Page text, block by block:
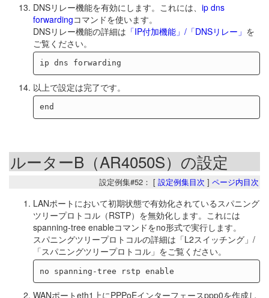
DNSリレー機能を有効にします。これには、 ip dns
forwardingコマンドを使います。
DNSリレー機能の詳細は 「IP付加機能」/「DNSリレー」 を
ご覧ください。
以上で設定は完了です。
ルーターB（AR4050S）の設定
設定例集#52： [ 設定例集目次 ] ページ内目次
LANポートにおいて初期状態で有効化されているスパニング
ツリープロトコル（RSTP）を無効化します。これには
spanning-tree enableコマンドをno形式で実行します。
スパニングツリープロトコルの詳細は「L2スイッチング」/
「スパニングツリープロトコル」をご覧ください。
WANポートeth1上にPPPoEインターフェースppp0を作成し